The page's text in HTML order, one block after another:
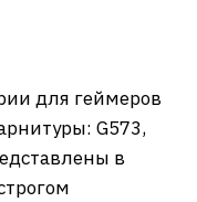
для геймеров
G573,
в